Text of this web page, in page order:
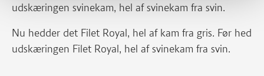
udskæringen svinekam, hel af svinekam fra svin.
Nu hedder det Filet Royal, hel af kam fra gris. Før hed
udskæringen Filet Royal, hel af svinekam fra svin.